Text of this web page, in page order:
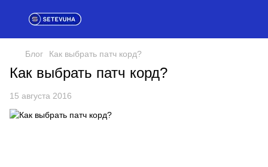
Блог Как выбрать патч корд?
Как выбрать патч корд?
15 августа 2016